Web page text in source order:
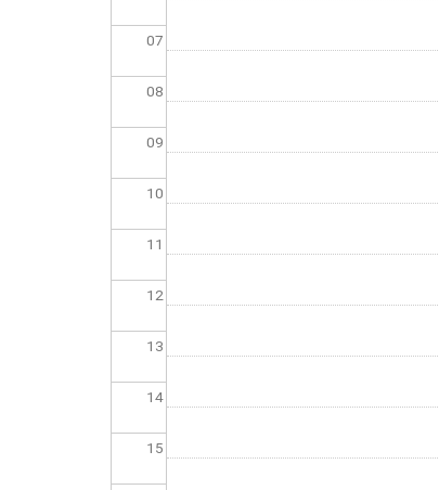
07
08
09
10
11
12
13
14
15